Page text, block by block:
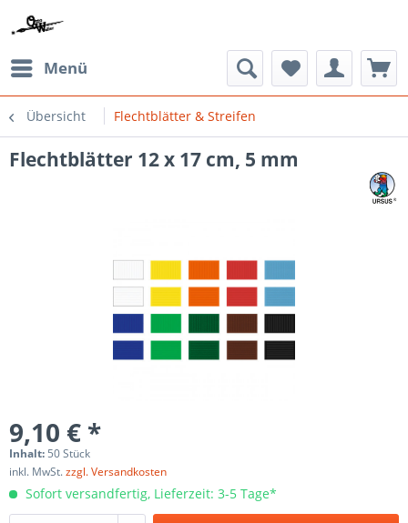
Menü
Übersicht Flechtblätter & Streifen
Flechtblätter 12 x 17 cm, 5 mm
9,10 € *
Inhalt: 50 Stück
inkl. MwSt.zzgl. Versandkosten
Sofort versandfertig, Lieferzeit: 3-5 Tage*